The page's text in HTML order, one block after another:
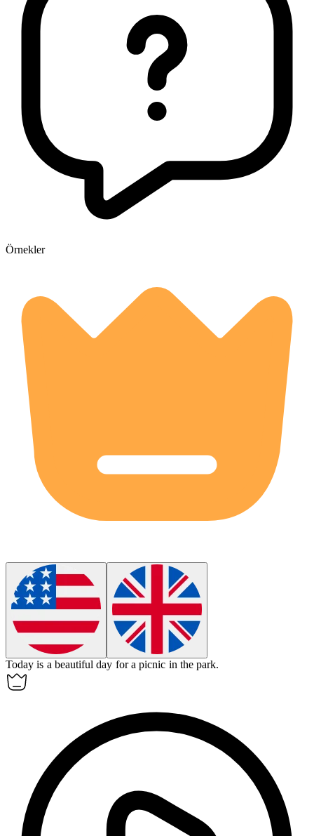
Örnekler
Today is a beautiful day for a picnic in the park.